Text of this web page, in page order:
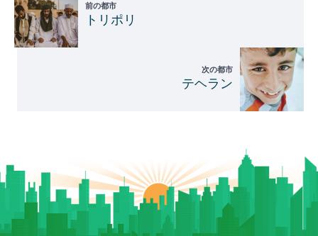
前の都市
トリポリ
次の都市
テヘラン